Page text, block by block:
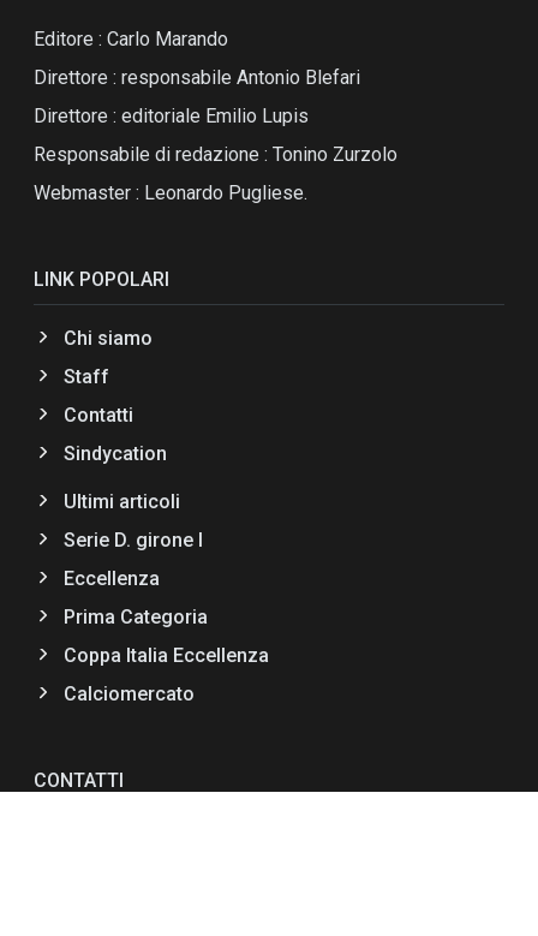
Editore : Carlo Marando
Direttore : responsabile Antonio Blefari
Direttore : editoriale Emilio Lupis
Responsabile di redazione : Tonino Zurzolo
Webmaster : Leonardo Pugliese.
LINK POPOLARI
Chi siamo
Staff
Contatti
Sindycation
Ultimi articoli
Serie D. girone I
Eccellenza
Prima Categoria
Coppa Italia Eccellenza
Calciomercato
CONTATTI